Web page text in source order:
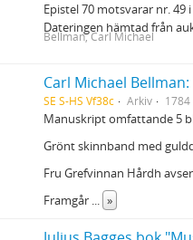
Epistel 70 motsvarar nr.
Dateringen hämtad från
Bellman, Carl Michael
Carl Michael
SE S-HS Vf38c Arkiv 1784
Manuskript omfattande 5
Grönt skinnband med
Fru Grefvinnan Hårdh
Framgår ... »